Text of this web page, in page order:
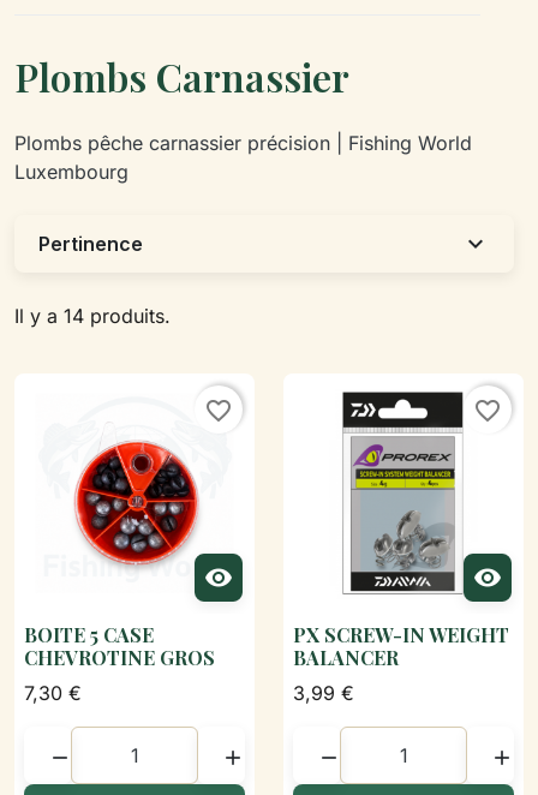
Plombs Carnassier
Plombs pêche carnassier précision | Fishing World
Luxembourg
Il y a 14 produits.
Pertinence expand_more

favorite_border
BOITE 5 CASE
CHEVROTINE GROS
7,30 €
 

favorite_border
PX SCREW-IN WEIGHT
BALANCER
3,99 €
 